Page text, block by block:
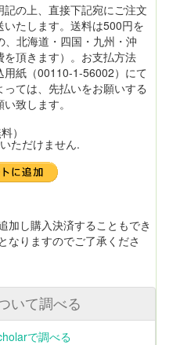
の上、直接下記宛にご注文
いたします。送料は500円を
北海道・四国・九州・沖
頂きます）。お支払方法
用紙（00110-1-56002）にて
ては、先払いをお願いする
致します。
）
ただけません.
加し購入決済することもでき
なりますのでご了承くださ
いて調べる
で調べる